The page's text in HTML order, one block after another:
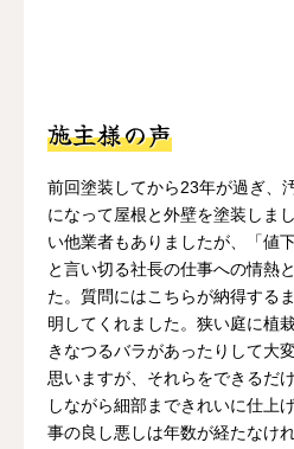
施主様の声
前回塗装してから23年が過ぎ、
になって屋根と外壁を塗装しま
い他業者もありましたが、「値
と言い切る社長の仕事への情熱
た。質問にはこちらが納得する
明してくれました。狭い庭に植
きなつるバラがあったりして大
思いますが、それらをできるだ
しながら細部まできれいに仕上
事の良し悪しは年数が経たなけ